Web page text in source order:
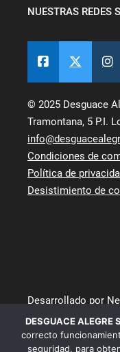
NUESTRAS REDES
© 2025 Desguace
Tramontana, 5 P.I.
Condiciones de
Política de
Desistimiento de
Desarrollado por
DESGUACE ALEGRE
correcto
seguridad, para